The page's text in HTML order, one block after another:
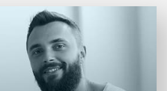
software a medida que se